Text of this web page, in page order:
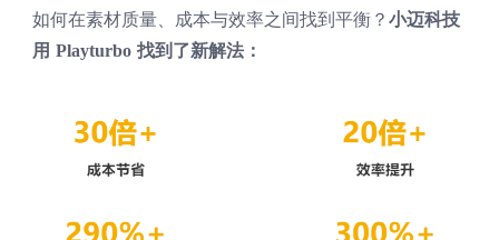
如何在素材质量、成本与效率之间找到平衡？ 小迈科技
用 Playturbo 找到了新解法：